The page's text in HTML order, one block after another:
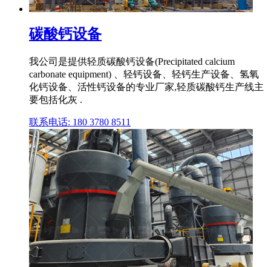
碳酸钙设备
我公司是提供轻质碳酸钙设备(Precipitated calcium
carbonate equipment) 、轻钙设备、轻钙生产设备、氢氧
化钙设备、活性钙设备的专业厂家,轻质碳酸钙生产线主
要包括化灰 .
联系电话: 180 3780 8511